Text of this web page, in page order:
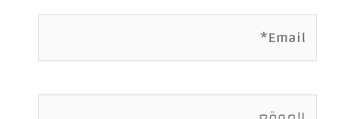
Email*
الموقع